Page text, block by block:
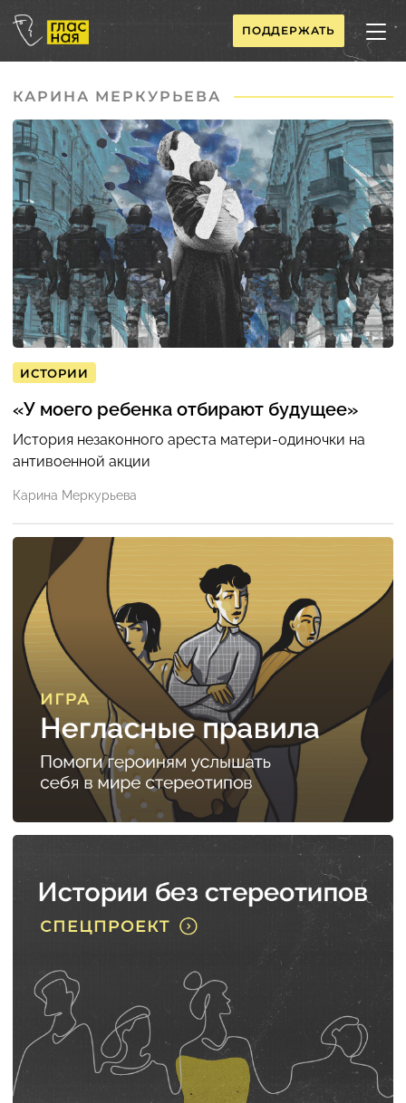
ПОДДЕРЖАТЬ
КАРИНА МЕРКУРЬЕВА
ИСТОРИИ
«У моего ребенка отбирают будущее»
История незаконного ареста матери-одиночки на
антивоенной акции
Карина Меркурьева